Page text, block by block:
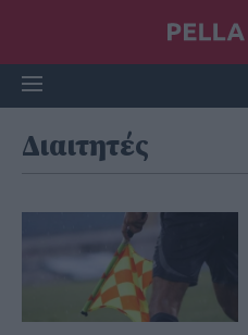
Διαιτητές